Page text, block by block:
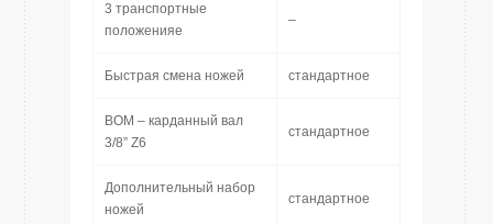
3 транспортные
положенияe
–
Быстрая смена ножей стандартное
ВОМ – карданный вал
3/8” Z6
стандартное
Дополнительный набор
ножей
стандартное